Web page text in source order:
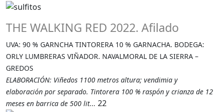
THE WALKING RED 2022. Afilado
UVA: 90 % GARNCHA TINTORERA 10 % GARNACHA. BODEGA:
ORLY LUMBRERAS VIÑADOR. NAVALMORAL DE LA SIERRA –
GREDOS
ELABORACIÓN: Viñedos 1100 metros altura; vendimia y
elaboración por separado. Tintorera 100 % raspón y crianza de 12
meses en barrica de 500 lit... 22